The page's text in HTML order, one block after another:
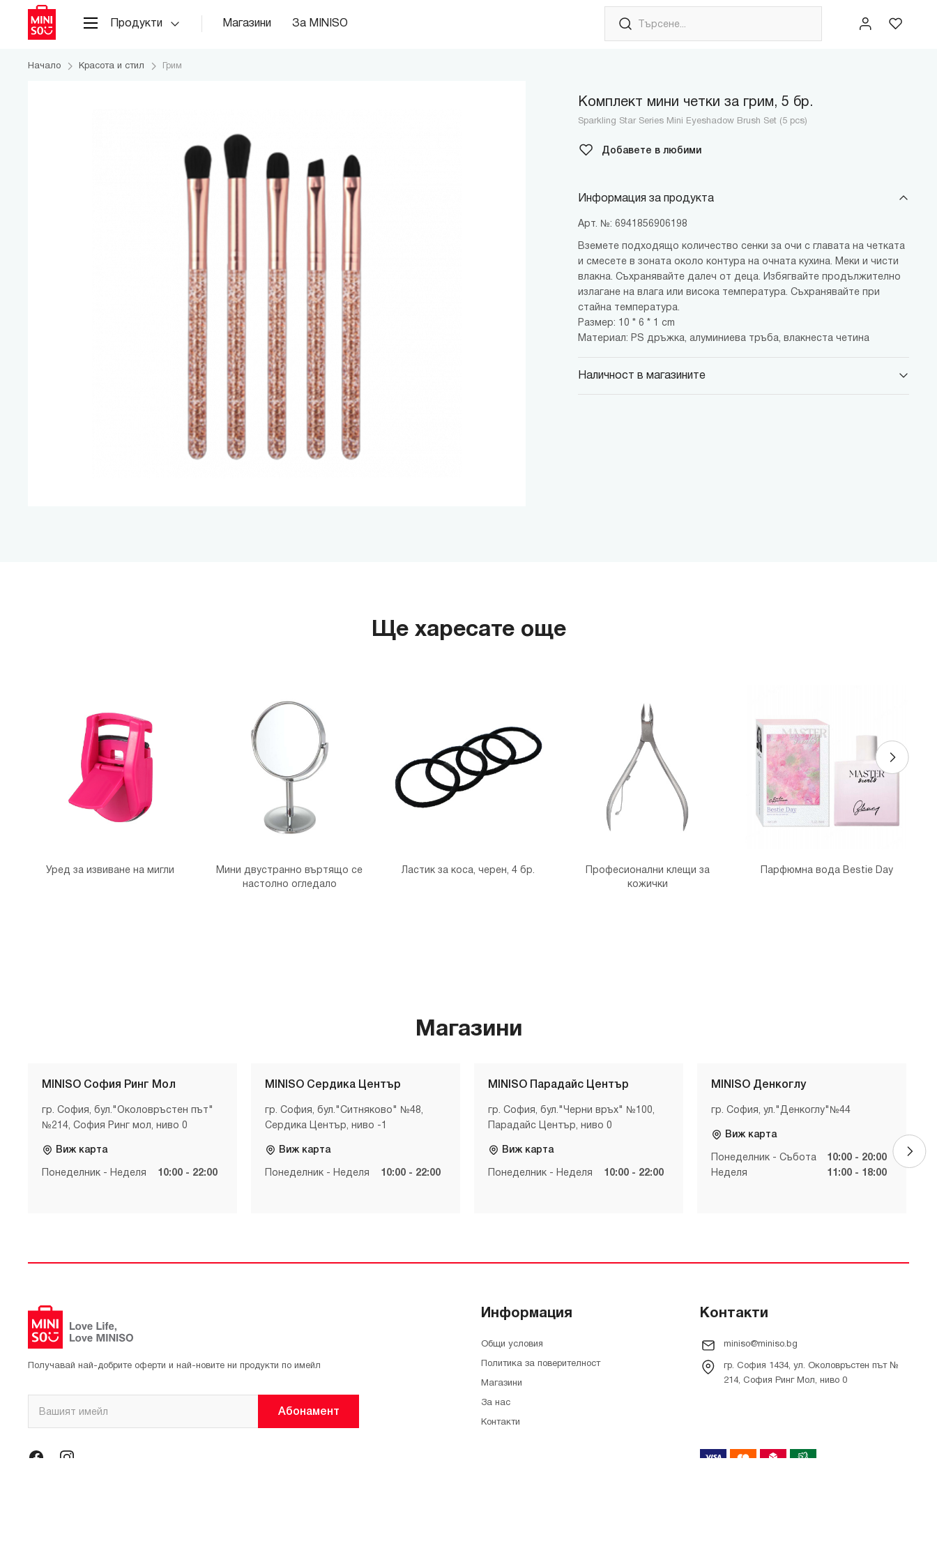
Продукти Магазини За MINISO
Начало Красота и стил Грим
Комплект мини четки за грим, 5 бр.
Sparkling Star Series Mini Eyeshadow Brush Set (5 pcs)
Добавете в любими
Информация за продукта
Арт. №: 6941856906198
Вземете подходящо количество сенки за очи с главата на четката
и смесете в зоната около контура на очната кухина. Меки и чисти
влакна. Съхранявайте далеч от деца. Избягвайте продължително
излагане на влага или висока температура. Съхранявайте при
стайна температура.
Размер: 10 * 6 * 1 cm
Материал: PS дръжка, алуминиева тръба, влакнеста четина
Наличност в магазините
Ще харесате още
Уред за извиване на мигли
Мини двустранно въртящо се
настолно огледало
Ластик за коса, черен, 4 бр.
Професионални клещи за
кожички
Парфюмна вода Bestie Day
Магазини
MINISO София Ринг Мол
гр. София, бул."Околовръстен път"
№214, София Ринг мол, ниво 0
Виж карта
Понеделник - Неделя 10:00 - 22:00
MINISO Сердика Център
гр. София, бул."Ситняково" №48,
Сердика Център, ниво -1
Виж карта
Понеделник - Неделя 10:00 - 22:00
MINISO Парадайс Център
гр. София, бул."Черни връх" №100,
Парадайс Център, ниво 0
Виж карта
Понеделник - Неделя 10:00 - 22:00
MINISO Денкоглу
гр. София, ул."Денкоглу"№44
Виж карта
Понеделник - Събота
10:00 - 20:00
Неделя
11:00 - 18:00
Получавай най-добрите оферти и най-новите ни продукти по имейл
Абонамент
Информация
Общи условия
Политика за поверителност
Магазини
За нас
Контакти
Контакти
miniso@miniso.bg
гр. София 1434, ул. Околовръстен път №
214, София Ринг Мол, ниво 0